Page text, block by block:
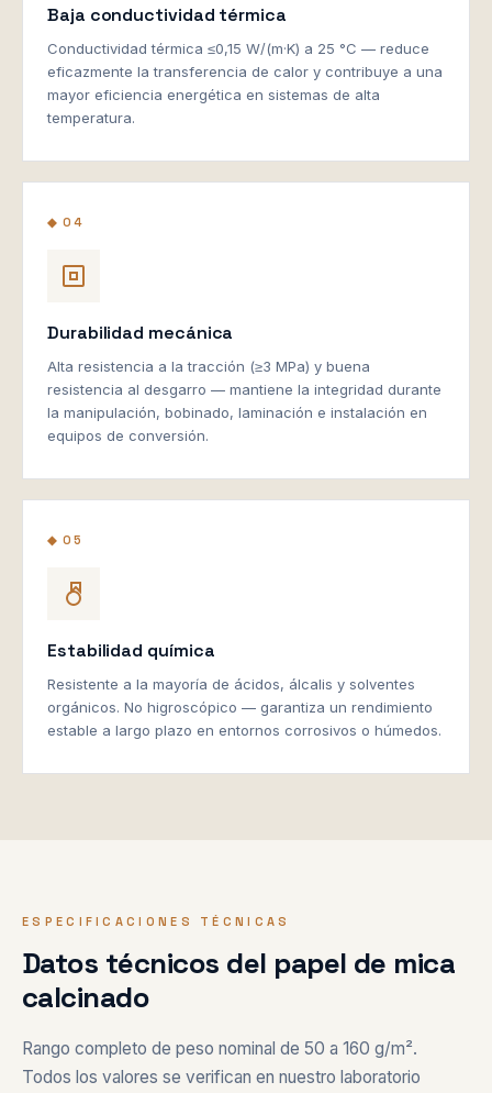
Baja conductividad térmica
Conductividad térmica ≤0,15 W/(m·K) a 25 °C — reduce
eficazmente la transferencia de calor y contribuye a una
mayor eficiencia energética en sistemas de alta
temperatura.
◆ 04
Durabilidad mecánica
Alta resistencia a la tracción (≥3 MPa) y buena
resistencia al desgarro — mantiene la integridad durante
la manipulación, bobinado, laminación e instalación en
equipos de conversión.
◆ 05
Estabilidad química
Resistente a la mayoría de ácidos, álcalis y solventes
orgánicos. No higroscópico — garantiza un rendimiento
estable a largo plazo en entornos corrosivos o húmedos.
ESPECIFICACIONES TÉCNICAS
Datos técnicos del papel de mica
calcinado
Rango completo de peso nominal de 50 a 160 g/m².
Todos los valores se verifican en nuestro laboratorio